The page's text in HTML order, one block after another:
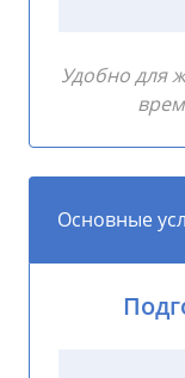
Удобно для
Основные